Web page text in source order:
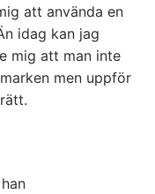
att använda en
idag kan jag
mig att man inte
men uppför